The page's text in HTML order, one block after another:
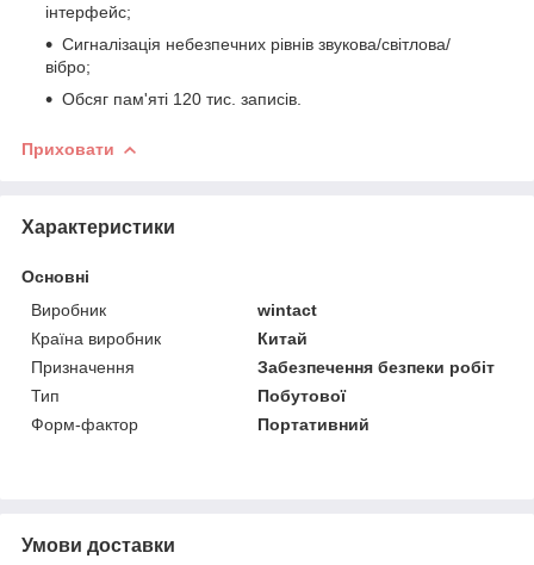
інтерфейс;
Сигналізація небезпечних рівнів звукова/світлова/
вібро;
Обсяг пам'яті 120 тис. записів.
Приховати
Характеристики
Основні
Виробник
wintact
Країна виробник
Китай
Призначення
Забезпечення безпеки робіт
Тип
Побутової
Форм-фактор
Портативний
Умови доставки